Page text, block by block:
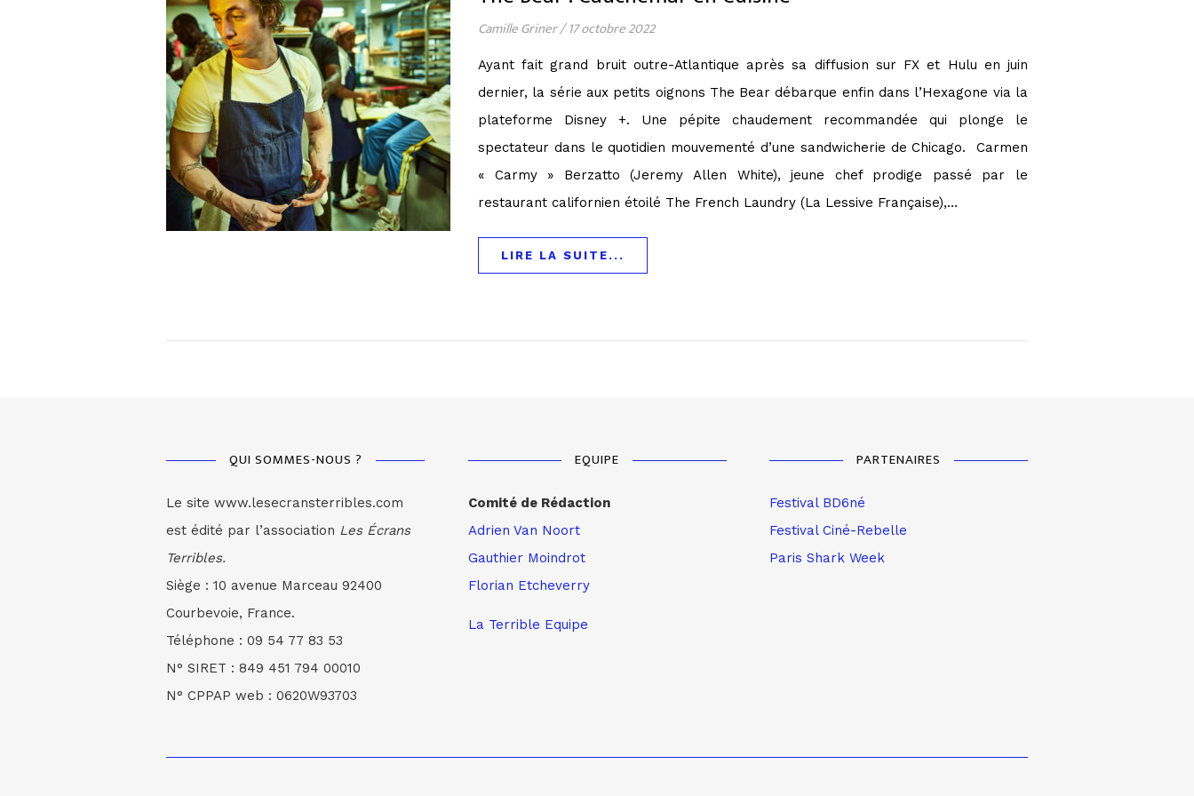
Camille Griner/ 17 octobre 2022
Ayant fait grand bruit outre-Atlantique après sa diffusion sur FX et Hulu en juin
dernier, la série aux petits oignons The Bear débarque enfin dans l’Hexagone via la
plateforme Disney +. Une pépite chaudement recommandée qui plonge le
spectateur dans le quotidien mouvementé d’une sandwicherie de Chicago. Carmen
« Carmy » Berzatto (Jeremy Allen White), jeune chef prodige passé par le
restaurant californien étoilé The French Laundry (La Lessive Française),…
LIRE LA SUITE...
QUI SOMMES-NOUS ?
Le site www.lesecransterribles.com
est édité par l’association Les Écrans
Terribles.
Siège : 10 avenue Marceau 92400
Courbevoie, France.
Téléphone : 09 54 77 83 53
N° SIRET : 849 451 794 00010
N° CPPAP web : 0620W93703
EQUIPE
Comité de Rédaction
Adrien Van Noort
Gauthier Moindrot
Florian Etcheverry
La Terrible Equipe
PARTENAIRES
Festival BD6né
Festival Ciné-Rebelle
Paris Shark Week